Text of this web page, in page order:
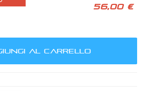
56,00 €
AL CARRELLO